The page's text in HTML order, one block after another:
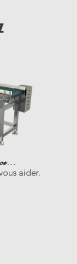
aider.